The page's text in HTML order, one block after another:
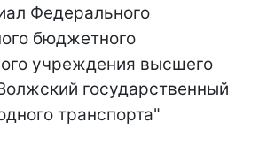
Федерального
бюджетного
учреждения высшего
государственный
транспорта"